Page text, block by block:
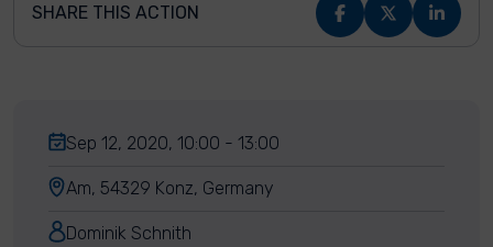
SHARE THIS ACTION
Sep 12, 2020, 10:00 - 13:00
Am, 54329 Konz, Germany
Dominik Schnith